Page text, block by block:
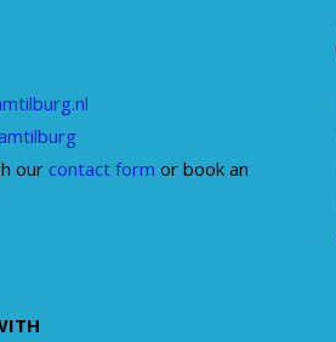
TERUG,
WAT
DOEN?"
our contact form or book an